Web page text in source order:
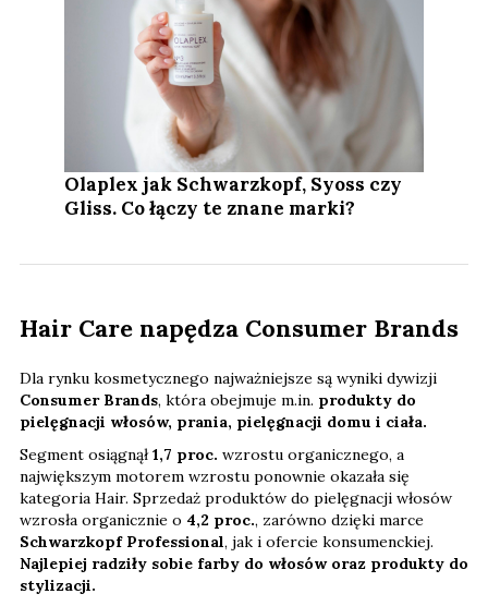
Olaplex jak Schwarzkopf, Syoss czy
Gliss. Co łączy te znane marki?
Hair Care napędza Consumer Brands
Dla rynku kosmetycznego najważniejsze są wyniki dywizji
Consumer Brands, która obejmuje m.in. produkty do
pielęgnacji włosów, prania, pielęgnacji domu i ciała.
Segment osiągnął1,7 proc. wzrostu organicznego, a
największym motorem wzrostu ponownie okazała się
kategoria Hair. Sprzedaż produktów do pielęgnacji włosów
wzrosła organicznie o 4,2 proc., zarówno dzięki marce
Schwarzkopf Professional, jak i ofercie konsumenckiej.
Najlepiej radziły sobie farby do włosów oraz produkty do
stylizacji.